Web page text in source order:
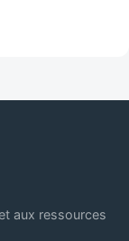
aux ressources